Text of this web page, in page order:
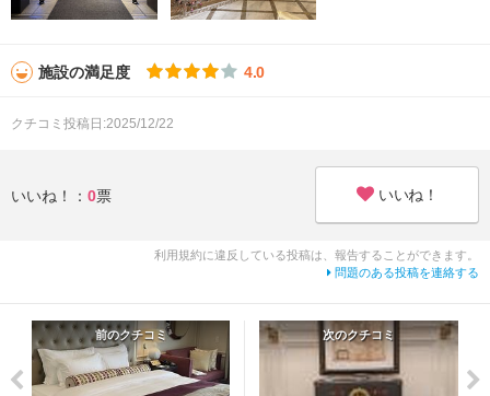
施設の満足度 4.0
クチコミ投稿日:2025/12/22
いいね！： 0票 いいね！
利用規約に違反している投稿は、報告することができます。
問題のある投稿を連絡する
前のクチコミ 次のクチコミ